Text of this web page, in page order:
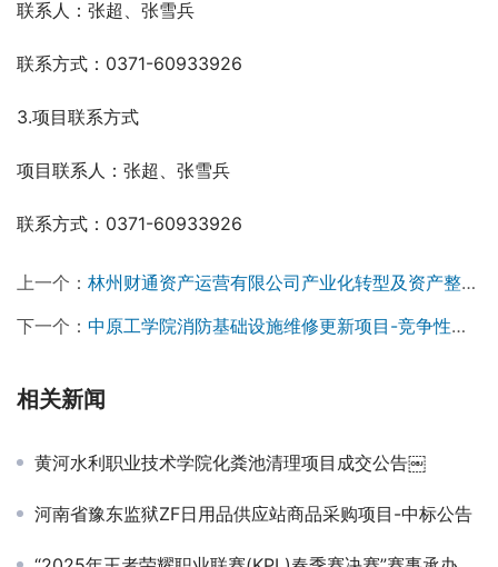
联系人：张超、张雪兵
联系方式：0371-60933926
3.项目联系方式
项目联系人：张超、张雪兵
联系方式：0371-60933926
上一个： 林州财通资产运营有限公司产业化转型及资产整合全过程咨询服务项目招标公告
下一个： 中原工学院消防基础设施维修更新项目-竞争性磋商公告￼
相关新闻
黄河水利职业技术学院化粪池清理项目成交公告￼
河南省豫东监狱ZF日用品供应站商品采购项目-中标公告